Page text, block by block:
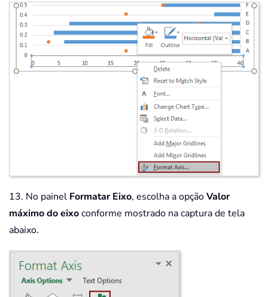
13. No painel Formatar Eixo, escolha a opçãoValor
máximo do eixoconforme mostrado na captura de tela
abaixo.